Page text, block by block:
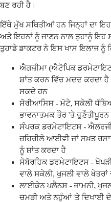
ਬਣ ਰਹੀ ਹੈ।
ਇੱਥੇ ਮੁੱਖ ਸਥਿਤੀਆਂ ਹਨ ਜਿਨ੍ਹਾਂ ਦਾ
ਅਤੇ ਇਹਨਾਂ ਨੂੰ ਜਾਣਨ ਨਾਲ ਤੁਹਾਨੂੰ ਇਹ
ਤੁਹਾਡੇ ਡਾਕਟਰ ਨੇ ਇਸ ਖਾਸ ਇਲਾਜ ਨੂੰ
ਐਗਜ਼ੀਮਾ (ਐਟੋਪਿਕ
ਸ਼ਾਂਤ ਕਰਨ ਵਿੱਚ ਮਦਦ ਕਰਦਾ ਹੈ
ਸਕਦੇ ਹਨ
ਸੋਰੀਆਸਿਸ - ਮੋਟੇ, ਸਕੇਲੀ
ਭਾਵਨਾਤਮਕ ਤੌਰ 'ਤੇ
ਸੰਪਰਕ ਡਰਮੇਟਾਇਟਸ -
ਜ਼ਹਿਰੀਲੇ ਆਈਵੀ ਜਾਂ ਸਖ਼ਤ
ਨੂੰ ਸ਼ਾਂਤ ਕਰਦਾ ਹੈ
ਸੇਬੋਰਹਿਕ ਡਰਮੇਟਾਇਟਸ -
ਵਾਲੇ ਸਕੇਲੀ, ਖੁਜਲੀ ਵਾਲੇ
ਲਾਈਕੇਨ ਪਲੈਨਸ - ਜਾਮਨੀ,
ਚਮੜੀ ਅਤੇ ਨਹੁੰਆਂ 'ਤੇ ਦਿਖਾਈ